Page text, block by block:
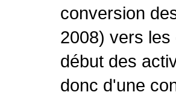
conversion
2008) vers
début des
donc d'une